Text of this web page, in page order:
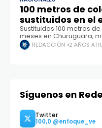
100 metros de
sustituidos en el
Sustituidos 100 metros
meses en Churuguara,
estado Falcón, lo cual
con los últimos 42
REDACCIÓN 2 AÑOS
Síguenos en